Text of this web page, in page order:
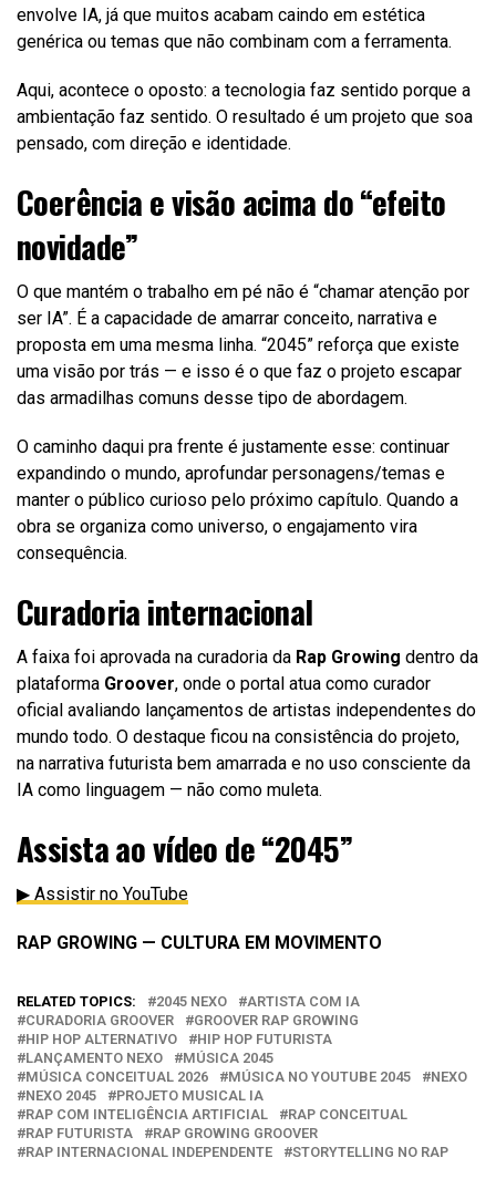
envolve IA, já que muitos acabam caindo em estética
genérica ou temas que não combinam com a ferramenta.
Aqui, acontece o oposto: a tecnologia faz sentido porque a
ambientação faz sentido. O resultado é um projeto que soa
pensado, com direção e identidade.
Coerência e visão acima do “efeito
novidade”
O que mantém o trabalho em pé não é “chamar atenção por
ser IA”. É a capacidade de amarrar conceito, narrativa e
proposta em uma mesma linha. “2045” reforça que existe
uma visão por trás — e isso é o que faz o projeto escapar
das armadilhas comuns desse tipo de abordagem.
O caminho daqui pra frente é justamente esse: continuar
expandindo o mundo, aprofundar personagens/temas e
manter o público curioso pelo próximo capítulo. Quando a
obra se organiza como universo, o engajamento vira
consequência.
Curadoria internacional
A faixa foi aprovada na curadoria da Rap Growing dentro da
plataforma Groover, onde o portal atua como curador
oficial avaliando lançamentos de artistas independentes do
mundo todo. O destaque ficou na consistência do projeto,
na narrativa futurista bem amarrada e no uso consciente da
IA como linguagem — não como muleta.
Assista ao vídeo de “2045”
▶ Assistir no YouTube
RAP GROWING — CULTURA EM MOVIMENTO
RELATED TOPICS: 2045 NEXO
ARTISTA COM IA
CURADORIA GROOVER
GROOVER RAP GROWING
HIP HOP ALTERNATIVO
HIP HOP FUTURISTA
LANÇAMENTO NEXO
MÚSICA 2045
MÚSICA CONCEITUAL 2026
MÚSICA NO YOUTUBE 2045
NEXO
NEXO 2045
PROJETO MUSICAL IA
RAP COM INTELIGÊNCIA ARTIFICIAL
RAP CONCEITUAL
RAP FUTURISTA
RAP GROWING GROOVER
RAP INTERNACIONAL INDEPENDENTE
STORYTELLING NO RAP